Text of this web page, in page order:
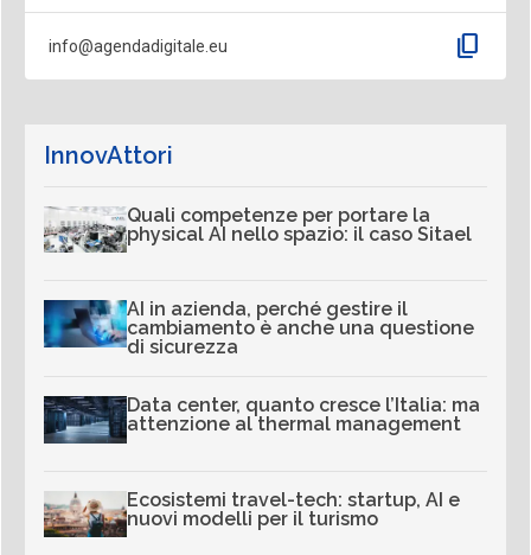
info@agendadigitale.eu content_copy
InnovAttori
Quali competenze per portare la
physical AI nello spazio: il caso Sitael
AI in azienda, perché gestire il
cambiamento è anche una questione
di sicurezza
Data center, quanto cresce l’Italia: ma
attenzione al thermal management
Ecosistemi travel-tech: startup, AI e
nuovi modelli per il turismo